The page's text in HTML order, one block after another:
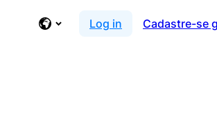
Log in Cadastre-se